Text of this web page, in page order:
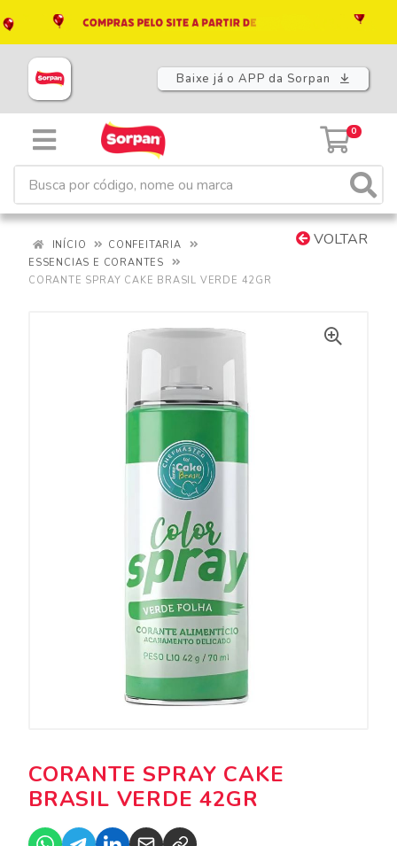
Baixe já o APP da Sorpan
0
VOLTAR
INÍCIO
CONFEITARIA
ESSENCIAS E CORANTES
CORANTE SPRAY CAKE BRASIL VERDE 42GR
CORANTE SPRAY CAKE
BRASIL VERDE 42GR